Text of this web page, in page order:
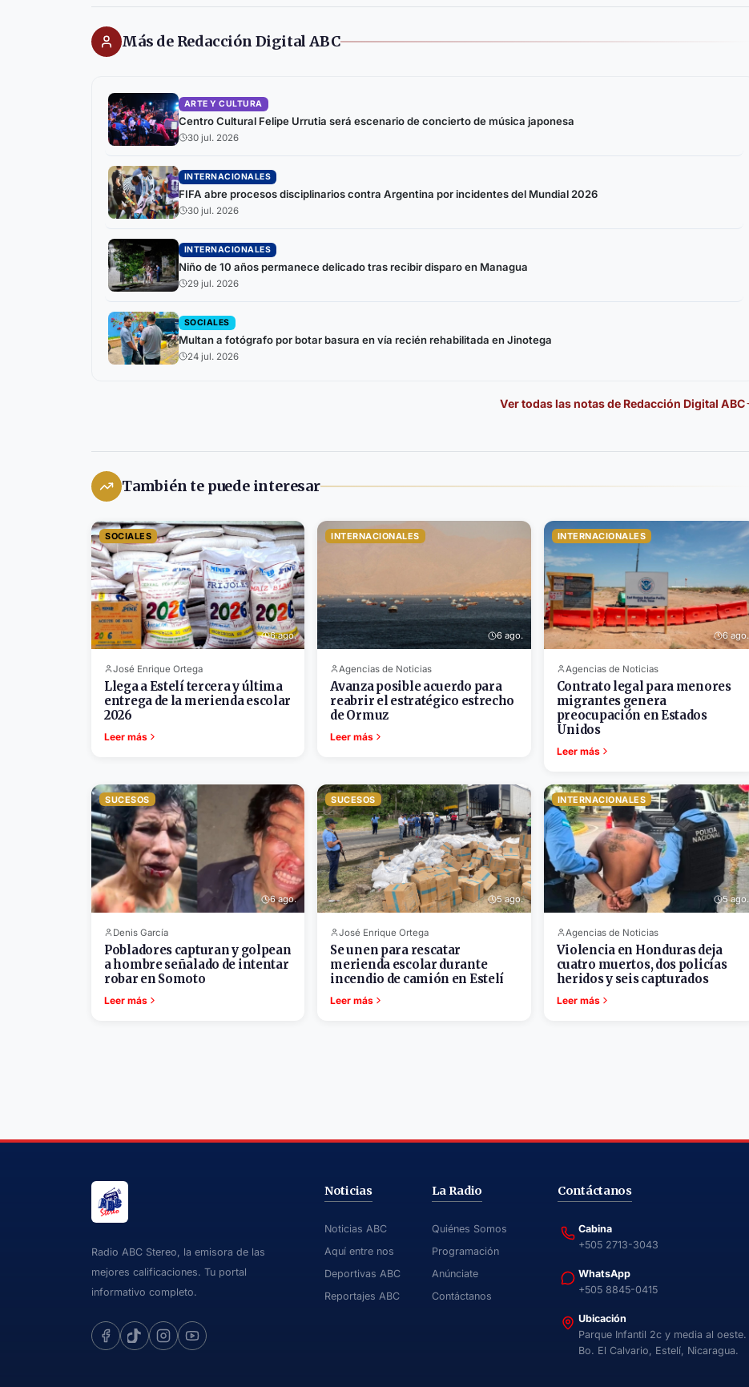
Más de Redacción Digital ABC
ARTE Y CULTURA
Centro Cultural Felipe Urrutia será escenario de concierto de música japonesa
30 jul. 2026
INTERNACIONALES
FIFA abre procesos disciplinarios contra Argentina por incidentes del Mundial 2026
30 jul. 2026
INTERNACIONALES
Niño de 10 años permanece delicado tras recibir disparo en Managua
29 jul. 2026
SOCIALES
Multan a fotógrafo por botar basura en vía recién rehabilitada en Jinotega
24 jul. 2026
Ver todas las notas de Redacción Digital ABC
También te puede interesar
SOCIALES
6 ago.
José Enrique Ortega
Llega a Estelí tercera y última
entrega de la merienda escolar
2026
Leer más
INTERNACIONALES
6 ago.
Agencias de Noticias
Avanza posible acuerdo para
reabrir el estratégico estrecho
de Ormuz
Leer más
INTERNACIONALES
6 ago.
Agencias de Noticias
Contrato legal para menores
migrantes genera
preocupación en Estados
Unidos
Leer más
SUCESOS
6 ago.
Denis García
Pobladores capturan y golpean
a hombre señalado de intentar
robar en Somoto
Leer más
SUCESOS
5 ago.
José Enrique Ortega
Se unen para rescatar
merienda escolar durante
incendio de camión en Estelí
Leer más
INTERNACIONALES
5 ago.
Agencias de Noticias
Violencia en Honduras deja
cuatro muertos, dos policías
heridos y seis capturados
Leer más
Radio ABC Stereo, la emisora de las
mejores calificaciones. Tu portal
informativo completo.
Noticias
Noticias ABC
Aquí entre nos
Deportivas ABC
Reportajes ABC
La Radio
Quiénes Somos
Programación
Anúnciate
Contáctanos
Contáctanos
Cabina
+505 2713-3043
WhatsApp
+505 8845-0415
Ubicación
Parque Infantil 2c y media al oeste.
Bo. El Calvario, Estelí, Nicaragua.